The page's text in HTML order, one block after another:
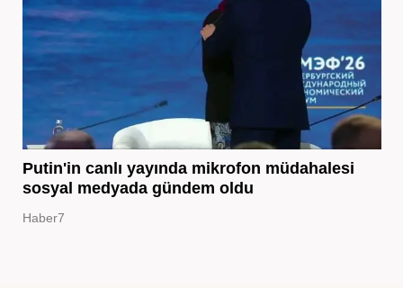
Putin'in canlı yayında mikrofon müdahalesi
sosyal medyada gündem oldu
Haber7